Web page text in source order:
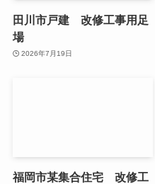
田川市戸建 改修工事用足
場
2026年7月19日
福岡市某集合住宅 改修工